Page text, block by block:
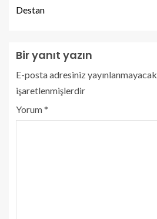
Destan
Bir yanıt yazın
E-posta adresiniz yayınlanmayacak.
işaretlenmişlerdir
Yorum*